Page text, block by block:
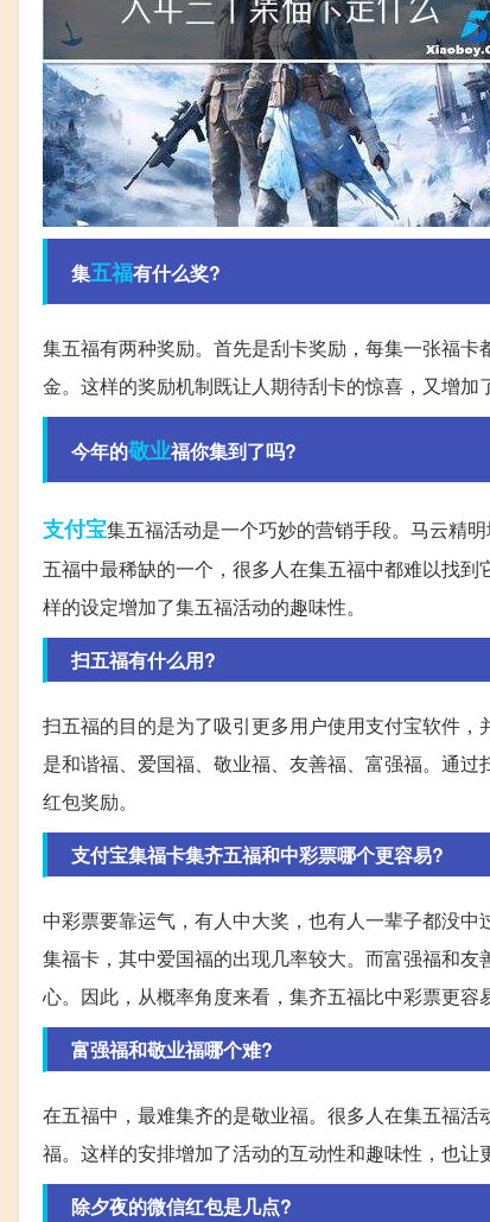
集五福有什么奖?
集五福有两种奖励。首先是刮卡奖励，每集一张福
金。这样的奖励机制既让人期待刮卡的惊喜，又增加
今年的敬业福你集到了吗?
支付宝集五福活动是一个巧妙的营销手段。马云精
五福中最稀缺的一个，很多人在集五福中都难以找
样的设定增加了集五福活动的趣味性。
扫五福有什么用?
扫五福的目的是为了吸引更多用户使用支付宝软件
是和谐福、爱国福、敬业福、友善福、富强福。通
红包奖励。
支付宝集福卡集齐五福和中彩票哪个更容易?
中彩票要靠运气，有人中大奖，也有人一辈子都没
集福卡，其中爱国福的出现几率较大。而富强福和
心。因此，从概率角度来看，集齐五福比中彩票更容
富强福和敬业福哪个难?
在五福中，最难集齐的是敬业福。很多人在集五福
福。这样的安排增加了活动的互动性和趣味性，也让
除夕夜的微信红包是几点?